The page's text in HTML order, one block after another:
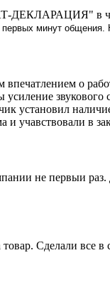
в
минут общения.
впечатлением
установил
учавствовали в
не первыи
Сделали все в